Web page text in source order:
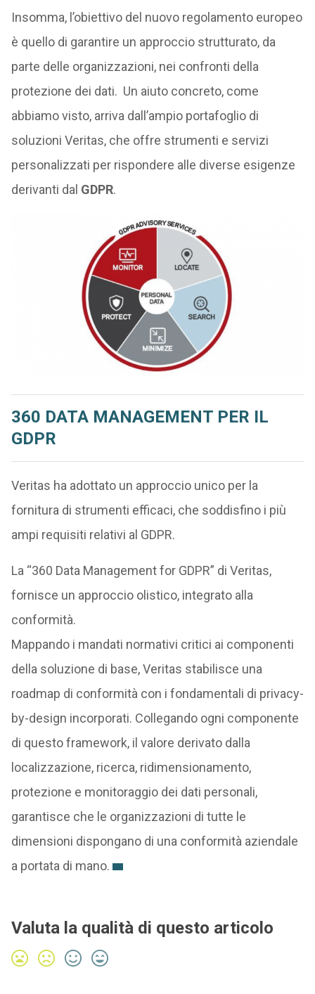
Insomma, l’obiettivo del nuovo regolamento europeo
è quello di garantire un approccio strutturato, da
parte delle organizzazioni, nei confronti della
protezione dei dati. Un aiuto concreto, come
abbiamo visto, arriva dall’ampio portafoglio di
soluzioni Veritas, che offre strumenti e servizi
personalizzati per rispondere alle diverse esigenze
derivanti dal GDPR.
360 DATA MANAGEMENT PER IL
GDPR
Veritas ha adottato un approccio unico per la
fornitura di strumenti efficaci, che soddisfino i più
ampi requisiti relativi al GDPR.
La “360 Data Management for GDPR” di Veritas,
fornisce un approccio olistico, integrato alla
conformità.
Mappando i mandati normativi critici ai componenti
della soluzione di base, Veritas stabilisce una
roadmap di conformità con i fondamentali di privacy-
by-design incorporati. Collegando ogni componente
di questo framework, il valore derivato dalla
localizzazione, ricerca, ridimensionamento,
protezione e monitoraggio dei dati personali,
garantisce che le organizzazioni di tutte le
dimensioni dispongano di una conformità aziendale
a portata di mano.
Valuta la qualità di questo articolo